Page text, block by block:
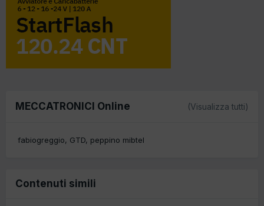
MECCATRONICI Online (Visualizza tutti)
fabiogreggio GTD peppino mibtel
Contenuti simili